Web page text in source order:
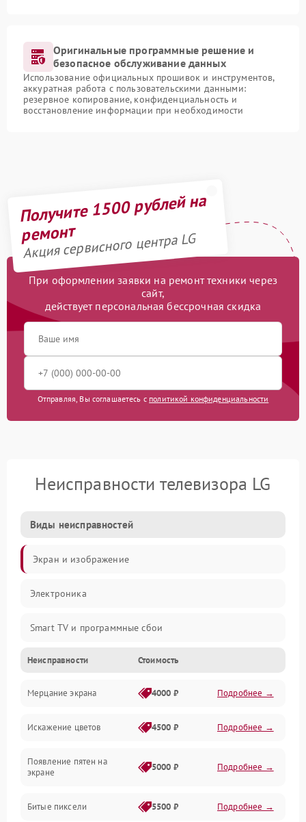
Оригинальные программные решение и
безопасное обслуживание данных
Использование официальных прошивок и инструментов,
аккуратная работа с пользовательскими данными:
резервное копирование, конфиденциальность и
восстановление информации при необходимости
Получите 1500 рублей на
ремонт
Акция сервисного центра LG
При оформлении заявки на ремонт техники через
сайт,
действует персональная бессрочная скидка
Отправляя, Вы соглашаетесь с политикой конфиденциальности
Неисправности телевизора LG
Виды неисправностей
Экран и изображение
Электроника
Smart TV и программные сбои
Питание и запуск
Подсветка и LED-модули
Звук и аудиосистема
Сигнал и приём каналов
Неисправности Стоимость
Мерцание экрана 4000 ₽ Подробнее →
Искажение цветов 4500 ₽ Подробнее →
Появление пятен на
экране
5000 ₽ Подробнее →
Битые пиксели 5500 ₽ Подробнее →